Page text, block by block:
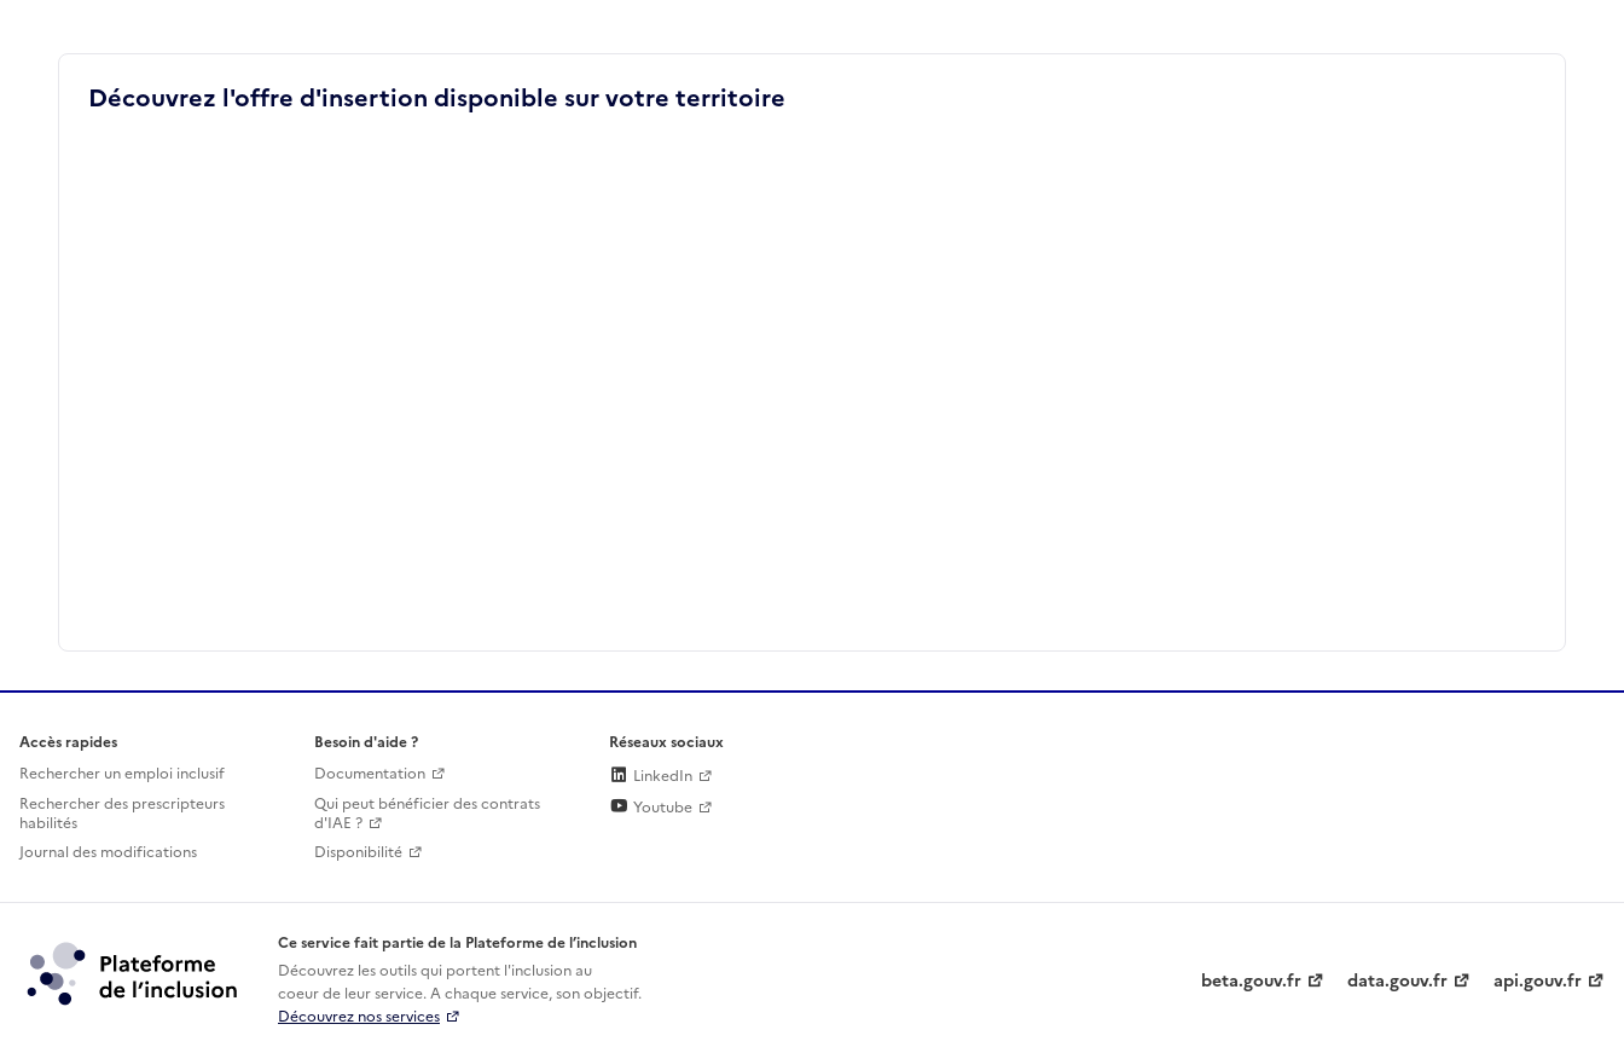
Découvrez l'offre d'insertion disponible sur votre territoire
Accès rapides
Rechercher un emploi inclusif
Rechercher des prescripteurs
habilités
Journal des modifications
Besoin d'aide ?
Documentation
Qui peut bénéficier des contrats
d'IAE ?
Disponibilité
Réseaux sociaux
LinkedIn
Youtube
Ce service fait partie de la Plateforme de l’inclusion
Découvrez les outils qui portent l'inclusion au
coeur de leur service. A chaque service, son objectif.
Découvrez nos services
beta.gouv.fr data.gouv.fr api.gouv.fr